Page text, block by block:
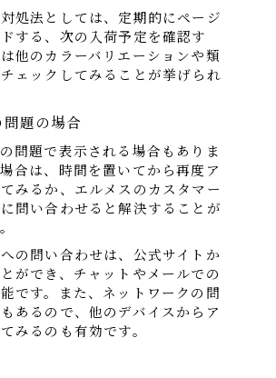
処法としては、定期的にページ
する、次の入荷予定を確認す
他のカラーバリエーションや類
ェックしてみることが挙げられ
題の場合
問題で表示される場合もありま
合は、時間を置いてから再度ア
みるか、エルメスのカスタマー
問い合わせると解決することが
の問い合わせは、公式サイトか
ができ、チャットやメールでの
です。また、ネットワークの問
あるので、他のデバイスからア
みるのも有効です。